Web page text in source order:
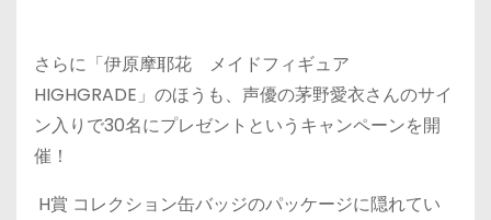
さらに「伊原摩耶花 メイドフィギュア
HIGHGRADE」のほうも、声優の茅野愛衣さんのサイ
ン入りで30名にプレゼントというキャンペーンを開
催！
H賞 コレクション缶バッジのパッケージに隠れてい